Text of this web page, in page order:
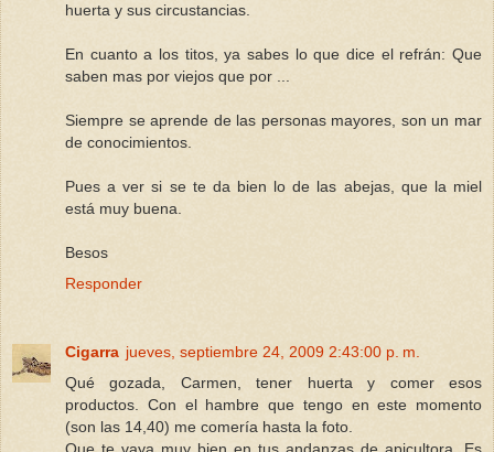
huerta y sus circustancias.
En cuanto a los titos, ya sabes lo que dice el refrán: Que
saben mas por viejos que por ...
Siempre se aprende de las personas mayores, son un mar
de conocimientos.
Pues a ver si se te da bien lo de las abejas, que la miel
está muy buena.
Besos
Responder
Cigarra jueves, septiembre 24, 2009 2:43:00 p. m.
Qué gozada, Carmen, tener huerta y comer esos
productos. Con el hambre que tengo en este momento
(son las 14,40) me comería hasta la foto.